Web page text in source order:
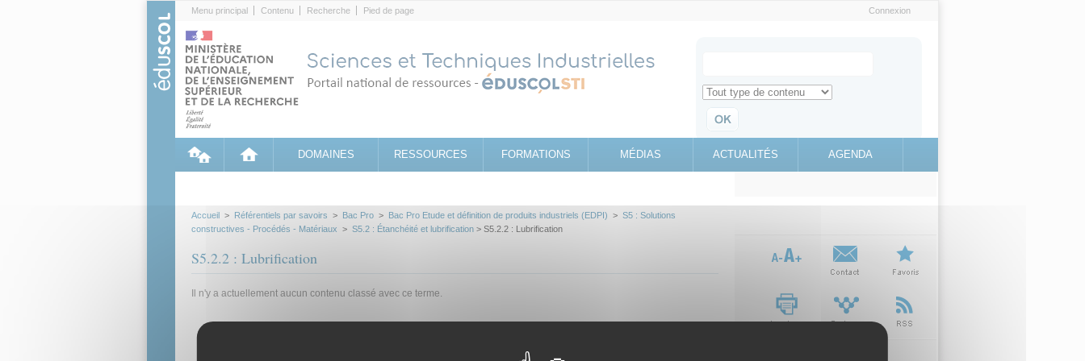
Menu principal Contenu Recherche Pied de page Connexion
Search for
Retrouvez toute l'information sur le site education.gouv.fr
DOMAINES RESSOURCES FORMATIONS MÉDIAS ACTUALITÉS AGENDA
Accueil > Référentiels par savoirs > Bac Pro > Bac Pro Etude et définition de produits industriels (EDPI) > S5 : Solutions
constructives - Procédés - Matériaux > S5.2 : Étanchéité et lubrification > S5.2.2 : Lubrification
S5.2.2 : Lubrification
Il n'y a actuellement aucun contenu classé avec ce terme.